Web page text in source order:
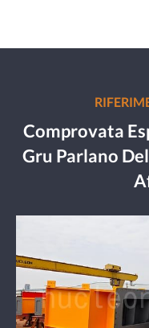
Comprovata
Gru Parlano